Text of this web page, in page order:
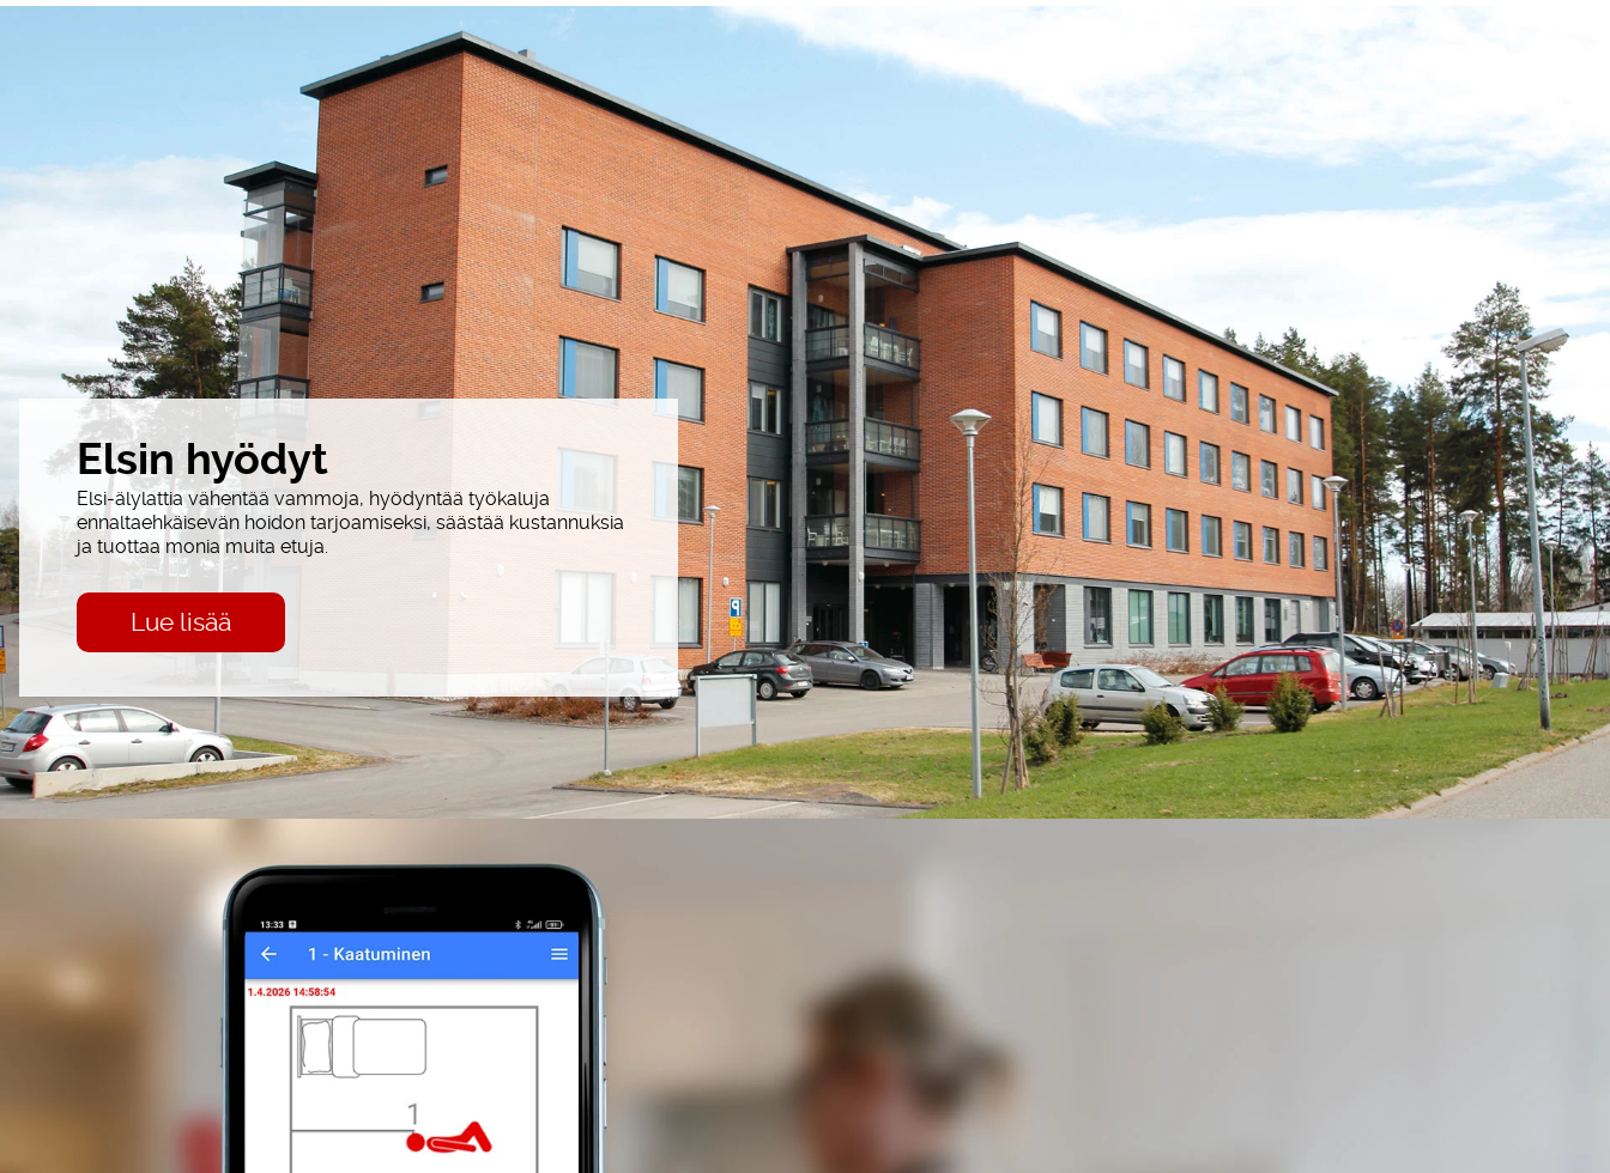
Elsin hyödyt
Elsi-älylattia vähentää vammoja, hyödyntää työkaluja
ennaltaehkäisevän hoidon tarjoamiseksi, säästää kustannuksia
ja tuottaa monia muita etuja.
Lue lisää